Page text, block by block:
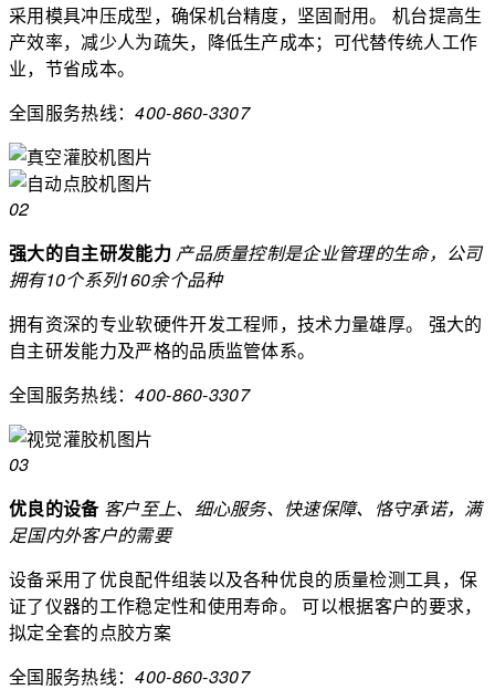
采用模具冲压成型，确保机台精度，坚固耐用。
机台提高生
产效率，减少人为疏失，降低生产成本；可代替传统人工作
业，节省成本。
全国服务热线：400-860-3307
02
强大的自主研发能力 产品质量控制是企业管理的生命，公司
拥有10个系列160余个品种
拥有资深的专业软硬件开发工程师，技术力量雄厚。
强大的
自主研发能力及严格的品质监管体系。
全国服务热线：400-860-3307
03
优良的设备 客户至上、细心服务、快速保障、恪守承诺，满
足国内外客户的需要
设备采用了优良配件组装以及各种优良的质量检测工具，保
证了仪器的工作稳定性和使用寿命。
可以根据客户的要求，
拟定全套的点胶方案
全国服务热线：400-860-3307